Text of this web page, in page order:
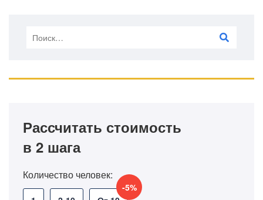
Рассчитать стоимость
в 2 шага
Количество человек:
-5%